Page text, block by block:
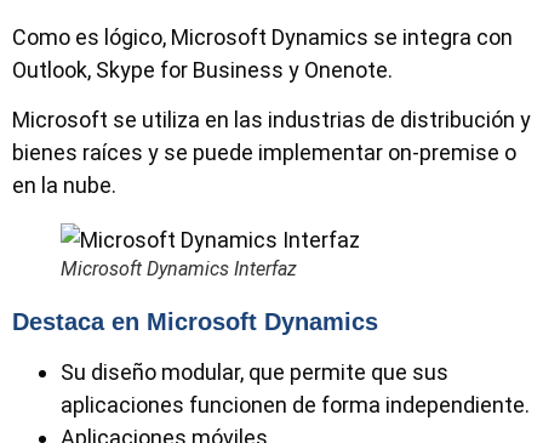
Como es lógico, Microsoft Dynamics se integra con
Outlook, Skype for Business y Onenote.
Microsoft se utiliza en las industrias de distribución y
bienes raíces y se puede implementar on-premise o
en la nube.
Microsoft Dynamics Interfaz
Destaca en Microsoft Dynamics
Su diseño modular, que permite que sus
aplicaciones funcionen de forma independiente.
Aplicaciones móviles